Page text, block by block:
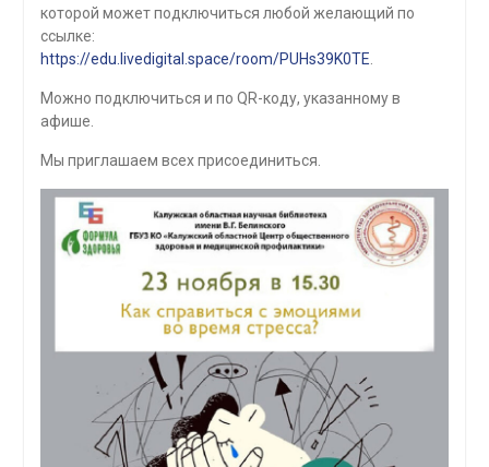
которой может подключиться любой желающий по
ссылке:
https://edu.livedigital.space/room/PUHs39K0TE
Можно подключиться и по QR-коду, указанному в
афише.
Мы приглашаем всех присоединиться.